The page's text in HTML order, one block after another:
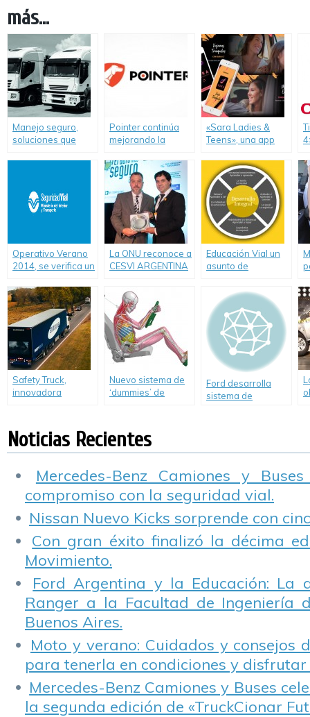
más...
Manejo seguro,
soluciones que
Pointer continúa
mejorando la
nuevas tecnologías
«Sara Ladies &
Teens», una app
mujeres viajen
seguras.
Operativo Verano
2014, se verifica un
de muertes en
siniestros viales.
La ONU reconoce a
CESVI ARGENTINA
interés la
premiación «Los
autos más seguros
de 2014»
Educación Vial un
asunto de
integral
Safety Truck,
innovadora
camiones
Nuevo sistema de
‘dummies’ de
viales
Ford desarrolla
sistema de
Noticias Recientes
Mercedes-Benz Camiones y
compromiso con la seguridad vial.
Nissan Nuevo Kicks sorprende con
Con gran éxito finalizó la décima
Movimiento.
Ford Argentina y la Educación: La
Ranger a la Facultad de Ingeniería
Buenos Aires.
Moto y verano: Cuidados y consejos
para tenerla en condiciones y disfrutar
Mercedes-Benz Camiones y Buses
la segunda edición de «TruckCionar